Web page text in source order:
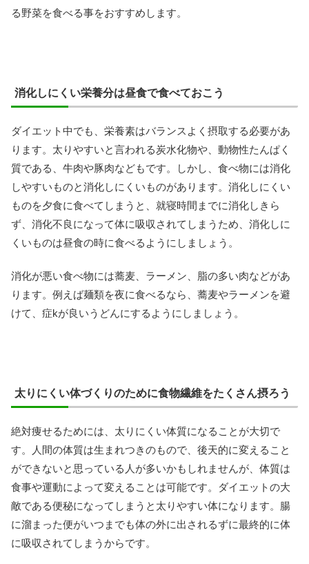
る野菜を食べる事をおすすめします。
消化しにくい栄養分は昼食で食べておこう
ダイエット中でも、栄養素はバランスよく摂取する必要があ
ります。太りやすいと言われる炭水化物や、動物性たんぱく
質である、牛肉や豚肉などもです。しかし、食べ物には消化
しやすいものと消化しにくいものがあります。消化しにくい
ものを夕食に食べてしまうと、就寝時間までに消化しきら
ず、消化不良になって体に吸収されてしまうため、消化しに
くいものは昼食の時に食べるようにしましょう。
消化が悪い食べ物には蕎麦、ラーメン、脂の多い肉などがあ
ります。例えば麺類を夜に食べるなら、蕎麦やラーメンを避
けて、症kが良いうどんにするようにしましょう。
太りにくい体づくりのために食物繊維をたくさん摂ろう
絶対痩せるためには、太りにくい体質になることが大切で
す。人間の体質は生まれつきのもので、後天的に変えること
ができないと思っている人が多いかもしれませんが、体質は
食事や運動によって変えることは可能です。ダイエットの大
敵である便秘になってしまうと太りやすい体になります。腸
に溜まった便がいつまでも体の外に出されるずに最終的に体
に吸収されてしまうからです。